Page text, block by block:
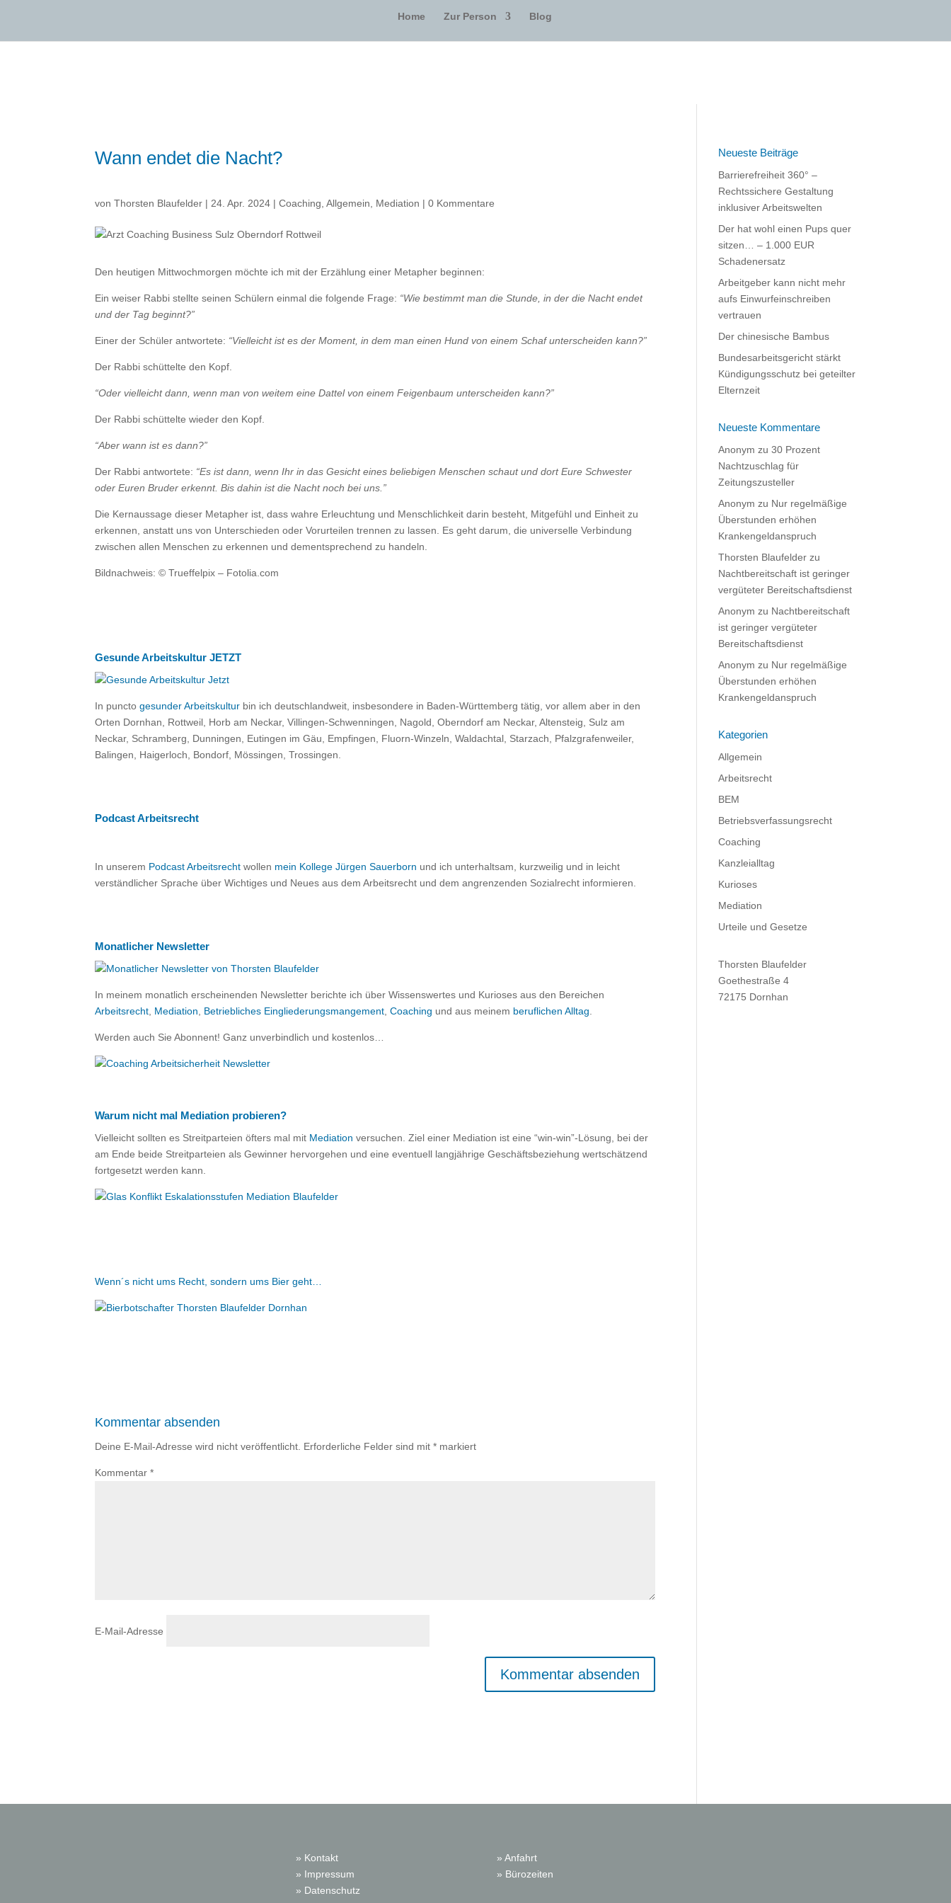
Home Zur Person Blog
Wann endet die Nacht?
vonThorsten Blaufelder | 24. Apr. 2024 |Coaching ,Allgemein Mediation |0 Kommentare
Den heutigen Mittwochmorgen möchte ich mit der Erzählung einer Metapher beginnen:
Ein weiser Rabbi stellte seinen Schülern einmal die folgende Frage: “Wie bestimmt man die Stunde, in der die Nacht endet
und der Tag beginnt?”
Einer der Schüler antwortete: “Vielleicht ist es der Moment, in dem man einen Hund von einem Schaf unterscheiden kann?”
Der Rabbi schüttelte den Kopf.
“Oder vielleicht dann, wenn man von weitem eine Dattel von einem Feigenbaum unterscheiden kann?”
Der Rabbi schüttelte wieder den Kopf.
“Aber wann ist es dann?”
Der Rabbi antwortete: “Es ist dann, wenn Ihr in das Gesicht eines beliebigen Menschen schaut und dort Eure Schwester
oder Euren Bruder erkennt. Bis dahin ist die Nacht noch bei uns.”
Die Kernaussage dieser Metapher ist, dass wahre Erleuchtung und Menschlichkeit darin besteht, Mitgefühl und Einheit zu
erkennen, anstatt uns von Unterschieden oder Vorurteilen trennen zu lassen. Es geht darum, die universelle Verbindung
zwischen allen Menschen zu erkennen und dementsprechend zu handeln.
Bildnachweis: © Trueffelpix – Fotolia.com
Gesunde Arbeitskultur JETZT
In punctogesunder Arbeitskultur bin ich deutschlandweit, insbesondere in Baden-Württemberg tätig, vor allem aber in den
Orten Dornhan, Rottweil, Horb am Neckar, Villingen-Schwenningen, Nagold, Oberndorf am Neckar, Altensteig, Sulz am
Neckar, Schramberg, Dunningen, Eutingen im Gäu, Empfingen, Fluorn-Winzeln, Waldachtal, Starzach, Pfalzgrafenweiler,
Balingen, Haigerloch, Bondorf, Mössingen, Trossingen.
Podcast Arbeitsrecht
In unserem Podcast Arbeitsrecht wollen mein Kollege Jürgen Sauerborn und ich unterhaltsam, kurzweilig und in leicht
verständlicher Sprache über Wichtiges und Neues aus dem Arbeitsrecht und dem angrenzenden Sozialrecht informieren.
Monatlicher Newsletter
In meinem monatlich erscheinenden Newsletter berichte ich über Wissenswertes und Kurioses aus den Bereichen
Arbeitsrecht Mediation Betriebliches Eingliederungsmangement ,Coaching und aus meinem beruflichen Alltag
Werden auch Sie Abonnent! Ganz unverbindlich und kostenlos…
Warum nicht mal Mediation probieren?
Vielleicht sollten es Streitparteien öfters mal mit Mediation versuchen. Ziel einer Mediation ist eine “win-win”-Lösung, bei der
am Ende beide Streitparteien als Gewinner hervorgehen und eine eventuell langjährige Geschäftsbeziehung wertschätzend
fortgesetzt werden kann.
Wenn´s nicht ums Recht, sondern ums Bier geht…
Kommentar absenden
Deine E-Mail-Adresse wird nicht veröffentlicht. Erforderliche Felder sind mit* markiert
Kommentar*
E-Mail-Adresse
Neueste Beiträge
Barrierefreiheit 360° –
Rechtssichere Gestaltung
inklusiver Arbeitswelten
Der hat wohl einen Pups quer
sitzen… – 1.000 EUR
Schadenersatz
Arbeitgeber kann nicht mehr
aufs Einwurfeinschreiben
vertrauen
Der chinesische Bambus
Bundesarbeitsgericht stärkt
Kündigungsschutz bei geteilter
Elternzeit
Neueste Kommentare
Anonym zu30 Prozent
Nachtzuschlag für
Zeitungszusteller
Anonym zu Nur regelmäßige
Überstunden erhöhen
Krankengeldanspruch
Thorsten Blaufelder zu
Nachtbereitschaft ist geringer
vergüteter Bereitschaftsdienst
Anonym zu Nachtbereitschaft
ist geringer vergüteter
Bereitschaftsdienst
Anonym zu Nur regelmäßige
Überstunden erhöhen
Krankengeldanspruch
Kategorien
Allgemein
Arbeitsrecht
BEM
Betriebsverfassungsrecht
Coaching
Kanzleialltag
Kurioses
Mediation
Urteile und Gesetze
Thorsten Blaufelder
Goethestraße 4
72175 Dornhan
» Kontakt
» Impressum
» Datenschutz
» Anfahrt
» Bürozeiten